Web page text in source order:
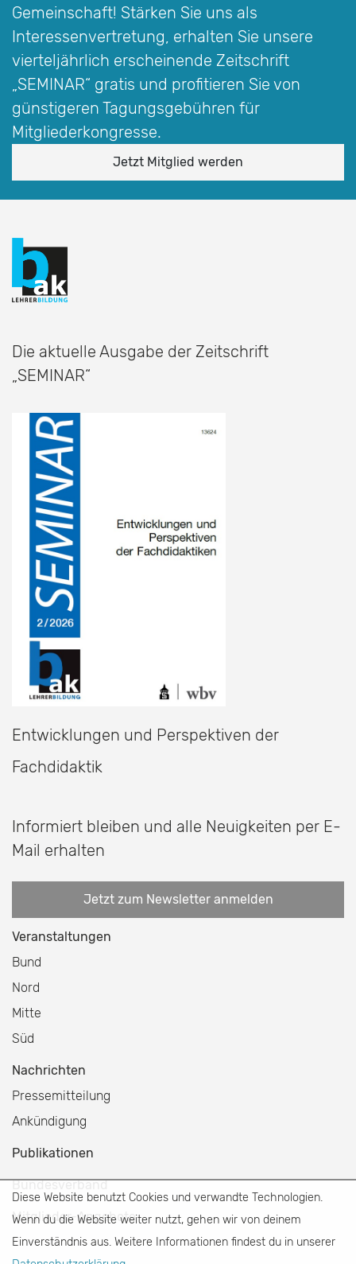
Diese Website benutzt Cookies und verwandte Technologien.
Wenn du die Website weiter nutzt, gehen wir von deinem
Einverständnis aus. Weitere Informationen findest du in unserer
Gemeinschaft! Stärken Sie uns als
Interessen­vertretung, erhalten Sie unsere
vierteljährlich erscheinende Zeitschrift
„SEMINAR“ gratis und profitieren Sie von
günstigeren Tagungsgebühren für
Mitgliederkongresse.
Jetzt Mitglied werden
Die aktuelle Ausgabe der Zeitschrift
„SEMINAR“
Entwicklungen und Perspektiven der
Fachdidaktik
Informiert bleiben und alle Neuigkeiten per E-
Mail erhalten
Jetzt zum Newsletter anmelden
Veranstaltungen
Bund
Nord
Mitte
Süd
Nachrichten
Pressemitteilung
Ankündigung
Publikationen
Bundesverband
Mitglieder-Angebote